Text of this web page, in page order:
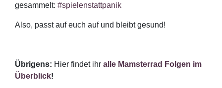
gesammelt: #spielenstattpanik
Also, passt auf euch auf und bleibt gesund!
Übrigens: Hier findet ihr alle Mamsterrad Folgen im
Überblick!